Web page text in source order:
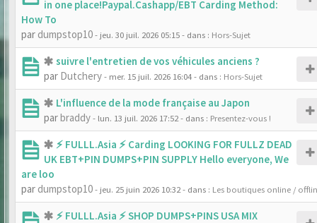
in one place!Paypal.Cashapp/EBT Carding Method:
How To
par dumpstop10- jeu. 30 juil. 2026 05:15- dans : Hors-Sujet
suivre l'entretien de vos véhicules anciens ?
par Dutchery- mer. 15 juil. 2026 16:04- dans : Hors-Sujet
L'influence de la mode française au Japon
parbraddy- lun. 13 juil. 2026 17:52- dans : Presentez-vous !
⚡ FULLL.Asia ⚡ Carding LOOKING FOR FULLZ DEAD
UK EBT+PIN DUMPS+PIN SUPPLY Hello everyone, We
are loo
par dumpstop10- jeu. 25 juin 2026 10:32- dans : Les boutiques online /
⚡ FULLL.Asia ⚡ SHOP DUMPS+PINS USA MIX